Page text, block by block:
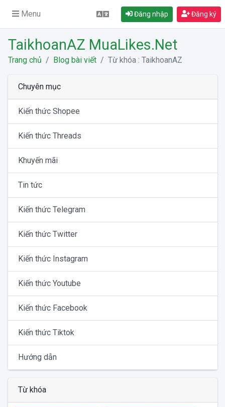
Menu Đăng nhập Đăng ký
TaikhoanAZ MuaLikes.Net
Trang chủ Blog bài viết Từ khóa : TaikhoanAZ
Chuyên mục
Kiến thức Shopee
Kiến thức Threads
Khuyến mãi
Tin tức
Kiến thức Telegram
Kiến thức Twitter
Kiến thức Instagram
Kiến thức Youtube
Kiến thức Facebook
Kiến thức Tiktok
Hướng dẫn
Từ khóa